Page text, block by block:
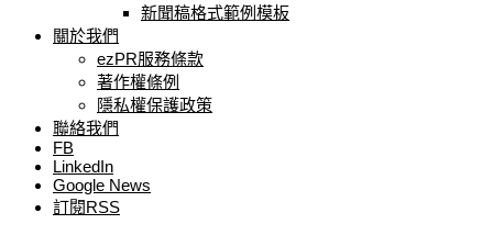
新聞稿格式範例模板
關於我們
ezPR服務條款
著作權條例
隱私權保護政策
聯絡我們
FB
LinkedIn
Google News
訂閱RSS